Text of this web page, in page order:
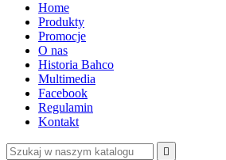
Home
Produkty
Promocje
O nas
Historia Bahco
Multimedia
Facebook
Regulamin
Kontakt
